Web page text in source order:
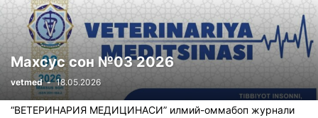
Махсус сон №03 2026
vetmed - 18.05.2026
“ВEТEРИНАРИЯ МEДИЦИНАСИ” илмий-оммабоп журнали